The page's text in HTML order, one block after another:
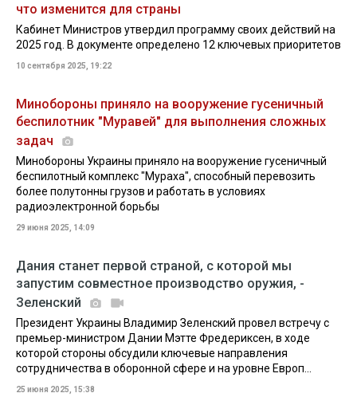
что изменится для страны
Кабинет Министров утвердил программу своих действий на
2025 год. В документе определено 12 ключевых приоритетов
10 сентября 2025, 19:22
Минобороны приняло на вооружение гусеничный
беспилотник "Муравей" для выполнения сложных
задач
Минобороны Украины приняло на вооружение гусеничный
беспилотный комплекс "Мураха", способный перевозить
более полутонны грузов и работать в условиях
радиоэлектронной борьбы
29 июня 2025, 14:09
Дания станет первой страной, с которой мы
запустим совместное производство оружия, -
Зеленский
Президент Украины Владимир Зеленский провел встречу с
премьер-министром Дании Мэтте Фредериксен, в ходе
которой стороны обсудили ключевые направления
сотрудничества в оборонной сфере и на уровне Европ...
25 июня 2025, 15:38